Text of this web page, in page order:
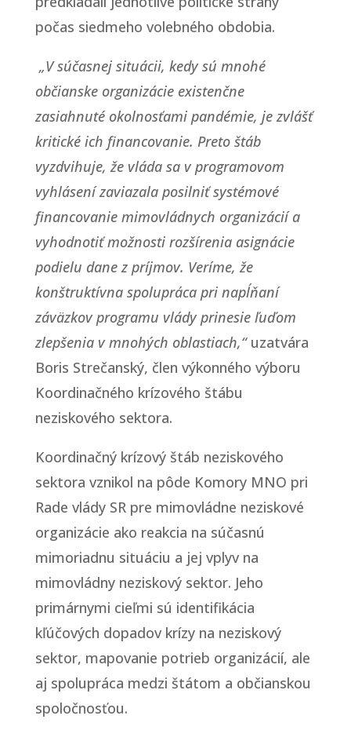
počas siedmeho volebného obdobia.
„V súčasnej situácii, kedy sú mnohé
občianske organizácie existenčne
zasiahnuté okolnosťami pandémie, je zvlášť
kritické ich financovanie. Preto štáb
vyzdvihuje, že vláda sa v programovom
vyhlásení zaviazala posilniť systémové
financovanie mimovládnych organizácií a
vyhodnotiť možnosti rozšírenia asignácie
podielu dane z príjmov. Veríme, že
konštruktívna spolupráca pri napĺňaní
záväzkov programu vlády prinesie ľuďom
zlepšenia v mnohých oblastiach,“uzatvára
Boris Strečanský, člen výkonného výboru
Koordinačného krízového štábu
neziskového sektora.
Koordinačný krízový štáb neziskového
sektora vznikol na pôde Komory MNO pri
Rade vlády SR pre mimovládne neziskové
organizácie ako reakcia na súčasnú
mimoriadnu situáciu a jej vplyv na
mimovládny neziskový sektor. Jeho
primárnymi cieľmi sú identifikácia
kľúčových dopadov krízy na neziskový
sektor, mapovanie potrieb organizácií, ale
aj spolupráca medzi štátom a občianskou
spoločnosťou.